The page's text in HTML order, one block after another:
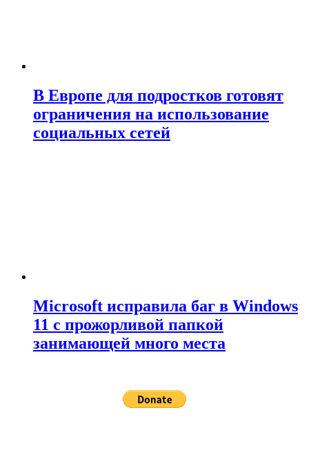
В Европе для подростков готовят
ограничения на использование
социальных сетей
Microsoft исправила баг в Windows
11 с прожорливой папкой
занимающей много места